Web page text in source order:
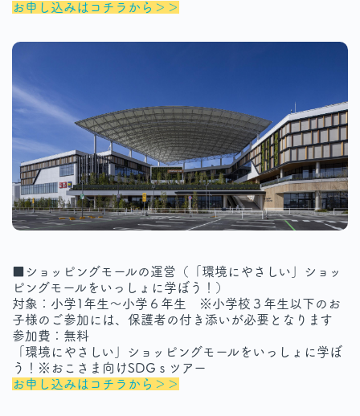
お申し込みはコチラから＞＞
■ショッピングモールの運営（「環境にやさしい」ショッ
ピングモールをいっしょに学ぼう！）
対象：小学1年生～小学６年生 ※小学校３年生以下のお
子様のご参加には、保護者の付き添いが必要となります
参加費：無料
「環境にやさしい」ショッピングモールをいっしょに学ぼ
う！※おこさま向けSDGｓツアー
お申し込みはコチラから＞＞